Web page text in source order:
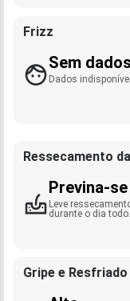
Frizz
Sem dados
Dados
Ressecamento
Previna-se
Leve
durante o dia todo.
Gripe e Resfriado